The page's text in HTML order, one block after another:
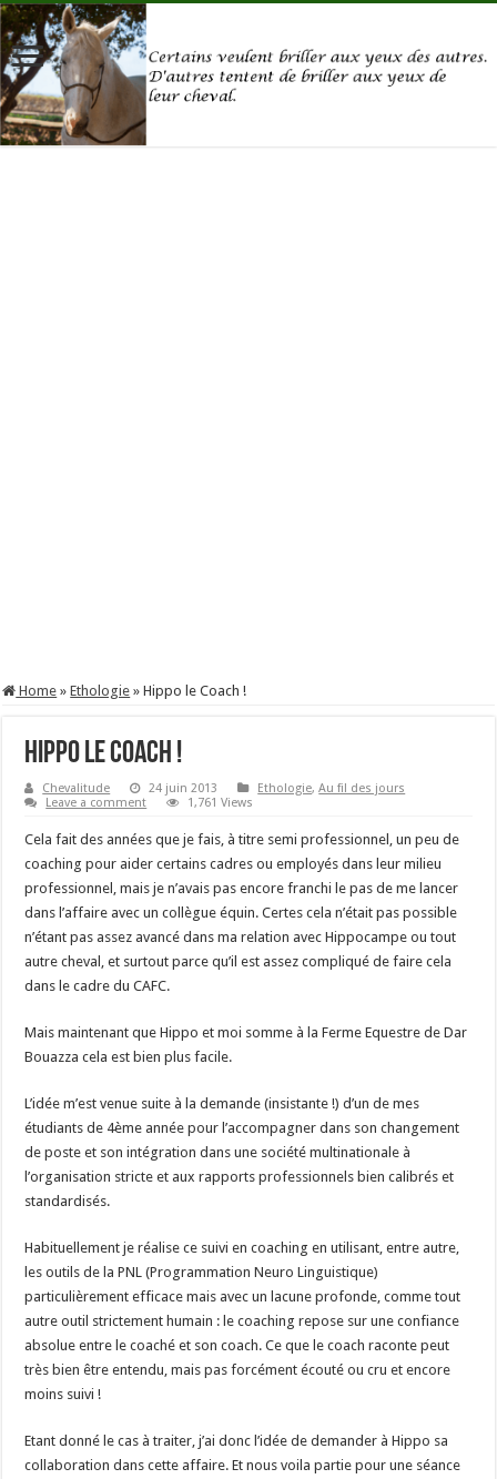
Home » Ethologie » Hippo le Coach !
Hippo le Coach !
Chevalitude 24 juin 2013 Ethologie,Au fil des jours
Leave a comment
1,761 Views
Cela fait des années que je fais, à titre semi professionnel, un peu de
coaching pour aider certains cadres ou employés dans leur milieu
professionnel, mais je n’avais pas encore franchi le pas de me lancer
dans l’affaire avec un collègue équin. Certes cela n’était pas possible
n’étant pas assez avancé dans ma relation avec Hippocampe ou tout
autre cheval, et surtout parce qu’il est assez compliqué de faire cela
dans le cadre du CAFC.
Mais maintenant que Hippo et moi somme à la Ferme Equestre de Dar
Bouazza cela est bien plus facile.
L’idée m’est venue suite à la demande (insistante !) d’un de mes
étudiants de 4ème année pour l’accompagner dans son changement
de poste et son intégration dans une société multinationale à
l’organisation stricte et aux rapports professionnels bien calibrés et
standardisés.
Habituellement je réalise ce suivi en coaching en utilisant, entre autre,
les outils de la PNL (Programmation Neuro Linguistique)
particulièrement efficace mais avec un lacune profonde, comme tout
autre outil strictement humain : le coaching repose sur une confiance
absolue entre le coaché et son coach. Ce que le coach raconte peut
très bien être entendu, mais pas forcément écouté ou cru et encore
moins suivi !
Etant donné le cas à traiter, j’ai donc l’idée de demander à Hippo sa
collaboration dans cette affaire. Et nous voila partie pour une séance